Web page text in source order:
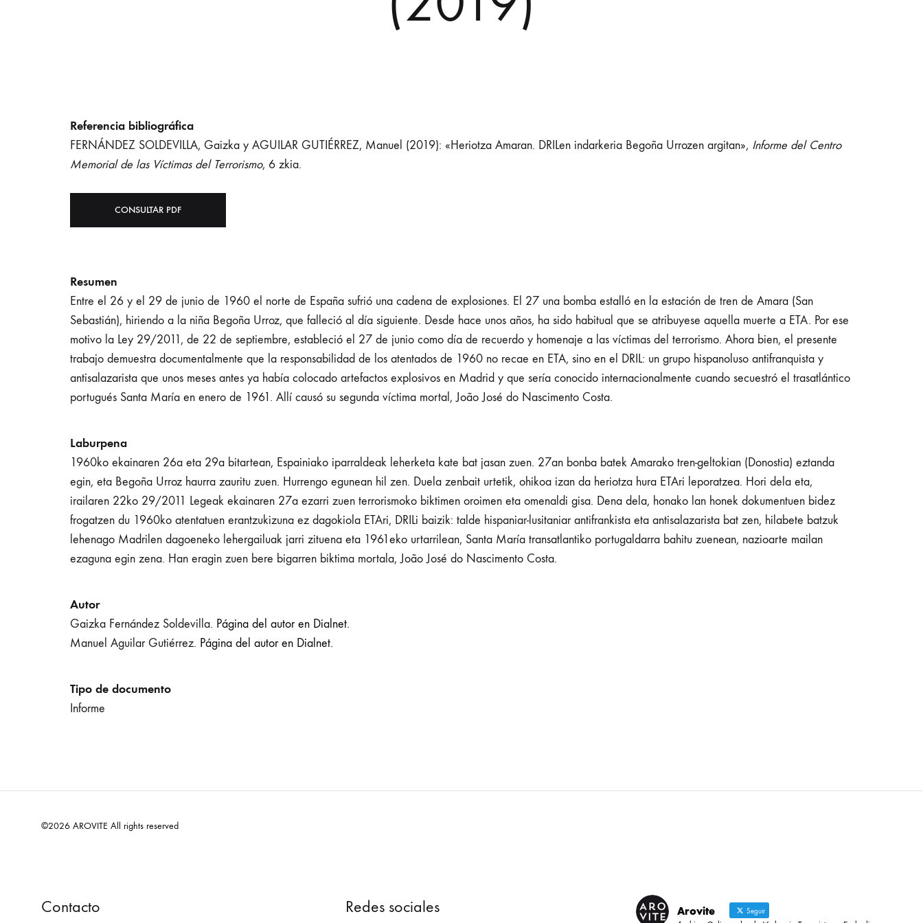
Referencia bibliográfica
FERNÁNDEZ SOLDEVILLA, Gaizka y AGUILAR GUTIÉRREZ, Manuel (2019): «Heriotza Amaran. DRILen indarkeria Begoña Urrozen argitan», Informe del Centro
Memorial de las Víctimas del Terrorismo, 6 zkia.
CONSULTAR PDF
Resumen
Entre el 26 y el 29 de junio de 1960 el norte de España sufrió una cadena de explosiones. El 27 una bomba estalló en la estación de tren de Amara (San
Sebastián), hiriendo a la niña Begoña Urroz, que falleció al día siguiente. Desde hace unos años, ha sido habitual que se atribuyese aquella muerte a ETA. Por ese
motivo la Ley 29/2011, de 22 de septiembre, estableció el 27 de junio como día de recuerdo y homenaje a las víctimas del terrorismo. Ahora bien, el presente
trabajo demuestra documentalmente que la responsabilidad de los atentados de 1960 no recae en ETA, sino en el DRIL: un grupo hispanoluso antifranquista y
antisalazarista que unos meses antes ya había colocado artefactos explosivos en Madrid y que sería conocido internacionalmente cuando secuestró el trasatlántico
portugués Santa María en enero de 1961. Allí causó su segunda víctima mortal, João José do Nascimento Costa.
Laburpena
1960ko ekainaren 26a eta 29a bitartean, Espainiako iparraldeak leherketa kate bat jasan zuen. 27an bonba batek Amarako tren-geltokian (Donostia) eztanda
egin, eta Begoña Urroz haurra zauritu zuen. Hurrengo egunean hil zen. Duela zenbait urtetik, ohikoa izan da heriotza hura ETAri leporatzea. Hori dela eta,
irailaren 22ko 29/2011 Legeak ekainaren 27a ezarri zuen terrorismoko biktimen oroimen eta omenaldi gisa. Dena dela, honako lan honek dokumentuen bidez
frogatzen du 1960ko atentatuen erantzukizuna ez dagokiola ETAri, DRILi baizik: talde hispaniar-lusitaniar antifrankista eta antisalazarista bat zen, hilabete batzuk
lehenago Madrilen dagoeneko lehergailuak jarri zituena eta 1961eko urtarrilean, Santa María transatlantiko portugaldarra bahitu zuenean, nazioarte mailan
ezaguna egin zena. Han eragin zuen bere bigarren biktima mortala, João José do Nascimento Costa.
Autor
Gaizka Fernández Soldevilla. Página del autor en Dialnet.
Manuel Aguilar Gutiérrez. Página del autor en Dialnet.
Tipo de documento
Informe
©2026 AROVITE All rights reserved
Contacto Redes sociales Arovite Seguir